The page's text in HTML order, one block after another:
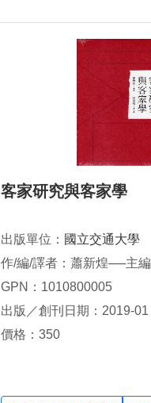
客家研究與客家學
出版單位： 國立交通大學
作/編/譯者：蕭新煌──主編
GPN：1010800005
出版／創刊日期：2019-01
價格：350